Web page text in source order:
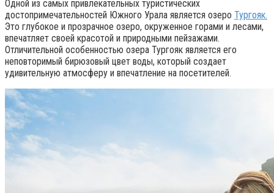
Одной из самых привлекательных туристических
достопримечательностей Южного Урала является озеро Тургояк.
Это глубокое и прозрачное озеро, окруженное горами и лесами,
впечатляет своей красотой и природными пейзажами.
Отличительной особенностью озера Тургояк является его
неповторимый бирюзовый цвет воды, который создает
удивительную атмосферу и впечатление на посетителей.